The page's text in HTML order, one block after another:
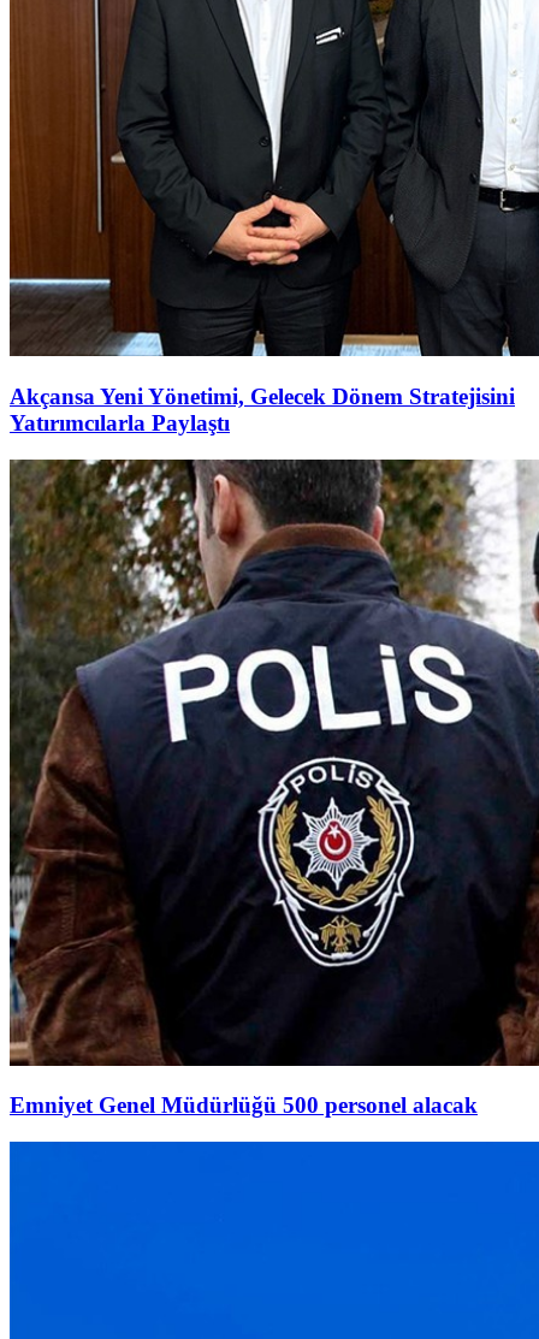
Akçansa Yeni Yönetimi, Gelecek Dönem Stratejisini
Yatırımcılarla Paylaştı
Emniyet Genel Müdürlüğü 500 personel alacak